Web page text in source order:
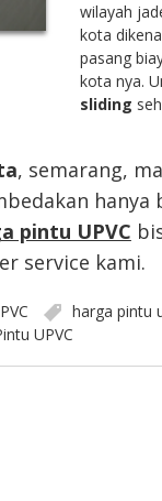
wilayah
kota
pasang
kota nya.
sliding
, semarang,
hanya
pintu UPVC
service kami.
harga pintu
UPVC